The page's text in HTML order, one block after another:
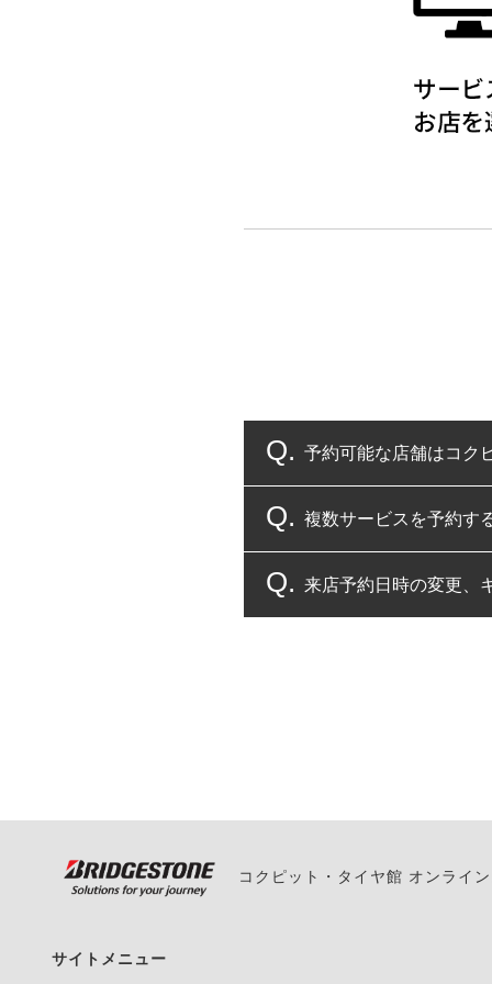
予約可能な店舗はコク
コクピット・タイヤ館
複数サービスを予約す
複数サービスのご予約
来店予約日時の変更、
また、やむを得ない
コクピット・タイヤ館 オンライ
サイトメニュー